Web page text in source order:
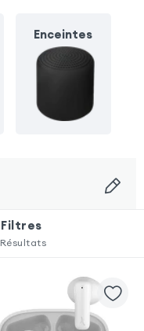
Enceintes
Filtres
Résultats